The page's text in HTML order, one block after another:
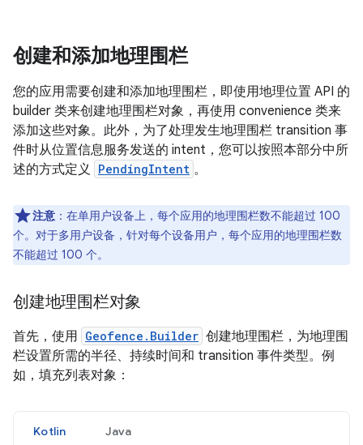
创建和添加地理围栏
您的应用需要创建和添加地理围栏，即使用地理位置 API 的
builder 类来创建地理围栏对象，再使用 convenience 类来
添加这些对象。此外，为了处理发生地理围栏 transition 事
件时从位置信息服务发送的 intent，您可以按照本部分中所
述的方式定义 PendingIntent 。
注意 ：在单用户设备上，每个应用的地理围栏数不能超过 100
个。对于多用户设备，针对每个设备用户，每个应用的地理围栏数
不能超过 100 个。
创建地理围栏对象
首先，使用 Geofence.Builder 创建地理围栏，为地理围
栏设置所需的半径、持续时间和 transition 事件类型。例
如，填充列表对象：
Kotlin Java